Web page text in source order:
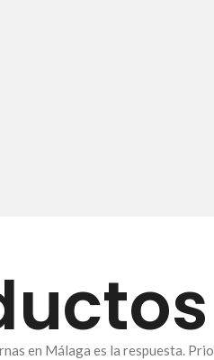
en Málaga es la respuesta.